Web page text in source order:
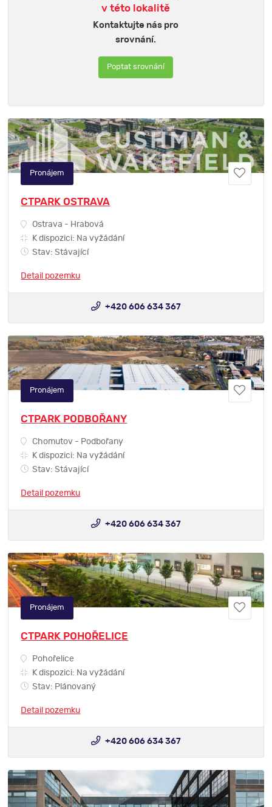
v této lokalitě
Kontaktujte nás pro
srovnání.
Poptat srovnání
CTPARK OSTRAVA
Ostrava - Hrabová
K dispozici: Na vyžádání
Stav: Stávající
Detail pozemku
Pronájem
+420 606 634 367
CTPARK PODBOŘANY
Chomutov - Podbořany
K dispozici: Na vyžádání
Stav: Stávající
Detail pozemku
Pronájem
+420 606 634 367
CTPARK POHOŘELICE
Pohořelice
K dispozici: Na vyžádání
Stav: Plánovaný
Detail pozemku
Pronájem
+420 606 634 367